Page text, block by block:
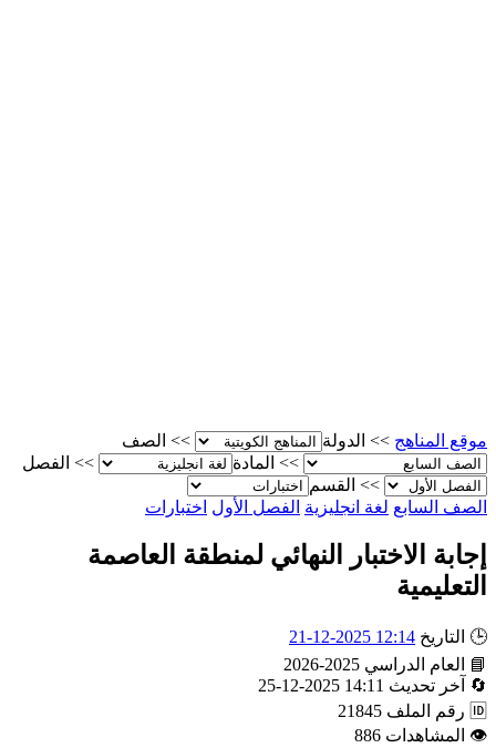
موقع المناهج >> الدولة >>
الصف
>>
المادة >>
الفصل
>>
القسم
الصف السابع لغة انجليزية الفصل الأول اختبارات
إجابة الاختبار النهائي لمنطقة العاصمة
التعليمية
🕒 التاريخ 12:14 2025-12-21
📘
العام الدراسي 2025-2026
🔄
آخر تحديث 14:11 2025-12-25
🆔 رقم الملف 21845
👁
المشاهدات 886